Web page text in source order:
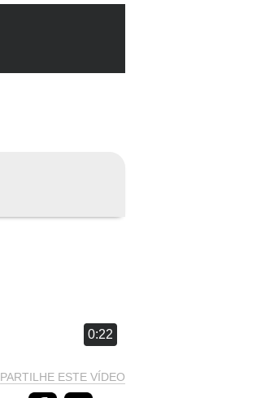
0:22
PARTILHE ESTE VÍDEO